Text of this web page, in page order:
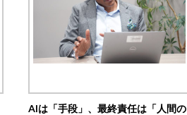
AIは「手段」、最終責任は「人間の